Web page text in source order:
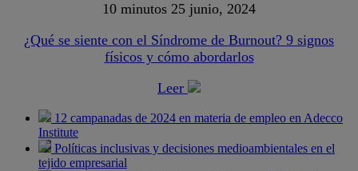
10 minutos 25 junio, 2024
¿Qué se siente con el Síndrome de Burnout? 9 signos
físicos y cómo abordarlos
Leer
12 campanadas de 2024 en materia de empleo en Adecco
Institute
Políticas inclusivas y decisiones medioambientales en el
tejido empresarial